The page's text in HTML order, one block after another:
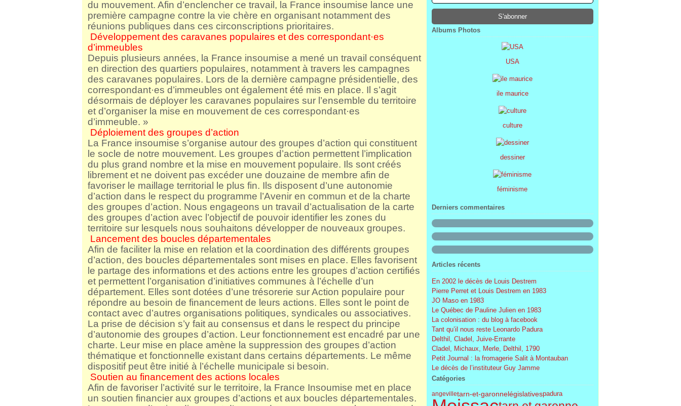
du mouvement. Afin d’enclencher ce travail, la France insoumise lance une
première campagne contre la vie chère en organisant notamment des
réunions publiques dans ces circonscriptions prioritaires.
Développement des caravanes populaires et des correspondant·es
d’immeubles
Depuis plusieurs années, la France insoumise a mené un travail conséquent
en direction des quartiers populaires, notamment à travers les campagnes
des caravanes populaires. Lors de la dernière campagne présidentielle, des
correspondant·es d’immeubles ont également été mis en place. Il s’agit
désormais de déployer les caravanes populaires sur l’ensemble du territoire
et d’organiser la mise en mouvement de ces correspondant·es
d’immeuble. »
Déploiement des groupes d’action
La France insoumise s’organise autour des groupes d’action qui constituent
le socle de notre mouvement. Les groupes d’action permettent l’implication
du plus grand nombre et la mise en mouvement populaire. Ils sont créés
librement et ne doivent pas excéder une douzaine de membre afin de
favoriser le maillage territorial le plus fin. Ils disposent d’une autonomie
d’action dans le respect du programme l’Avenir en commun et de la charte
des groupes d’action. Nous engageons un travail d’actualisation de la carte
des groupes d’action avec l’objectif de pouvoir identifier les zones du
territoire sur lesquels nous souhaitons développer de nouveaux groupes.
Lancement des boucles départementales
Afin de faciliter la mise en relation et la coordination des différents groupes
d’action, des boucles départementales sont mises en place. Elles favorisent
le partage des informations et des actions entre les groupes d’action certifiés
et permettent l’organisation d’initiatives communes à l’échelle d’un
département. Elles sont dotées d’une trésorerie sur Action populaire pour
répondre au besoin de financement de leurs actions. Elles sont le point de
contact avec d’autres organisations politiques, syndicales ou associatives.
La prise de décision s’y fait au consensus et dans le respect du principe
d’autonomie des groupes d’action. Leur fonctionnement est encadré par une
charte. Leur mise en place amène la suppression des groupes d’action
thématique et fonctionnelle existant dans certains départements. Le même
dispositif peut être initié à l’échelle municipale si besoin.
Soutien au financement des actions locales
Afin de favoriser l’activité sur le territoire, la France Insoumise met en place
un soutien financier aux groupes d’actions et aux boucles départementales.
Janvier(68)
Février(7)
Janvier(2)
Albums Photos
USA
ile maurice
culture
dessiner
féminisme
Derniers commentaires
Articles récents
En 2002 le décès de Louis Destrem
Pierre Perret et Louis Destrem en 1983
JO Maso en 1983
Le Québec de Pauline Julien en 1983
La colonisation : du blog à facebook
Tant qu’il nous reste Leonardo Padura
Delthil, Cladel, Juive-Errante
Cladel, Michaux, Merle, Delthil, 1790
Petit Journal : la fromagerie Salit à Montauban
Le décès de l’instituteur Guy Jamme
Catégories
angevilletarn-et-garonnelégislativespadura